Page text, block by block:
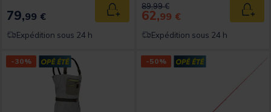
79,99 € Ajouter au panier
Expédition sous 24 h
Price reduced from
89,99 €to
62,99 €
Expédition sous 24 h
-30% -50%